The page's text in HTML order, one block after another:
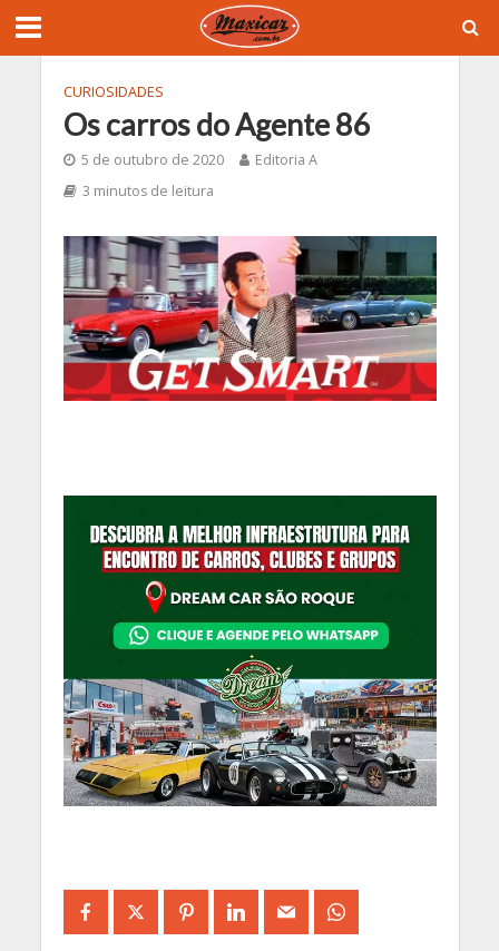
CURIOSIDADES
Os carros do Agente 86
5 de outubro de 2020
Editoria A
3 minutos de leitura